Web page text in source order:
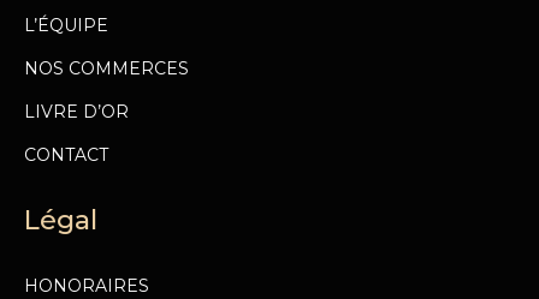
L’ÉQUIPE
NOS COMMERCES
LIVRE D’OR
CONTACT
Légal
HONORAIRES